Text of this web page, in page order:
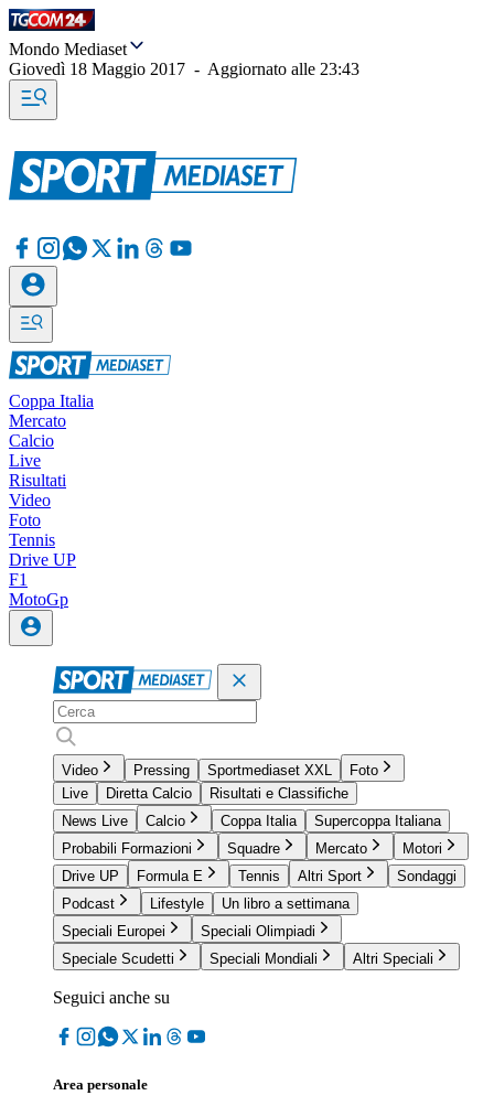
Mondo Mediaset
Giovedì 18 Maggio 2017 - Aggiornato alle 23:43
Coppa Italia
Mercato
Calcio
Live
Risultati
Video
Foto
Tennis
Drive UP
F1
MotoGp
Video Pressing Sportmediaset XXL
Foto
Live
Diretta Calcio
Risultati e Classifiche
News Live
Calcio Coppa Italia
Supercoppa Italiana
Probabili Formazioni
Squadre Mercato
Motori
Drive UP
Formula E Tennis Altri Sport
Sondaggi
Podcast
Lifestyle
Un libro a settimana
Speciali Europei
Speciali Olimpiadi
Speciale Scudetti
Speciali Mondiali Altri Speciali
Seguici anche su
Area personale